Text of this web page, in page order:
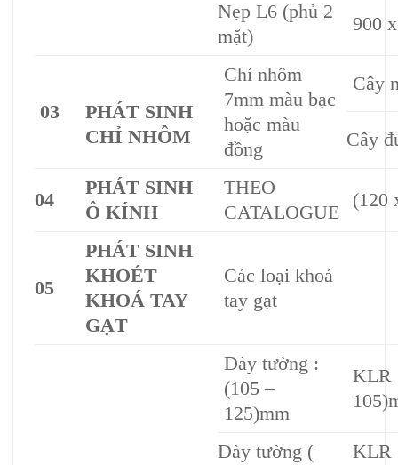
Nẹp L6 (phủ 2
mặt)
900
03
PHÁT SINH
CHỈ NHÔM
Chỉ nhôm
7mm màu bạc
hoặc màu
đồng
Cây
Cây
04
PHÁT SINH
Ô KÍNH
THEO
CATALOGUE
(120
05
PHÁT SINH
KHOÉT
KHOÁ TAY
GẠT
Các loại khoá
tay gạt
Dày tường :
(105 –
125)mm
KLR
Dày tường ( KLR